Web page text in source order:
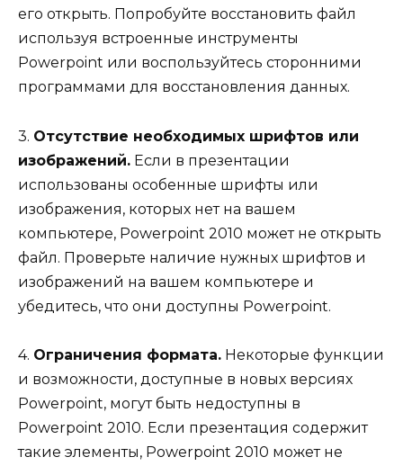
его открыть. Попробуйте восстановить файл
используя встроенные инструменты
Powerpoint или воспользуйтесь сторонними
программами для восстановления данных.
3. Отсутствие необходимых шрифтов или
изображений. Если в презентации
использованы особенные шрифты или
изображения, которых нет на вашем
компьютере, Powerpoint 2010 может не открыть
файл. Проверьте наличие нужных шрифтов и
изображений на вашем компьютере и
убедитесь, что они доступны Powerpoint.
4. Ограничения формата. Некоторые функции
и возможности, доступные в новых версиях
Powerpoint, могут быть недоступны в
Powerpoint 2010. Если презентация содержит
такие элементы, Powerpoint 2010 может не